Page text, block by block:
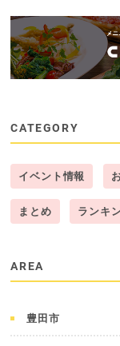
CATEGORY
イベント情報
まとめ ランキ
AREA
豊田市